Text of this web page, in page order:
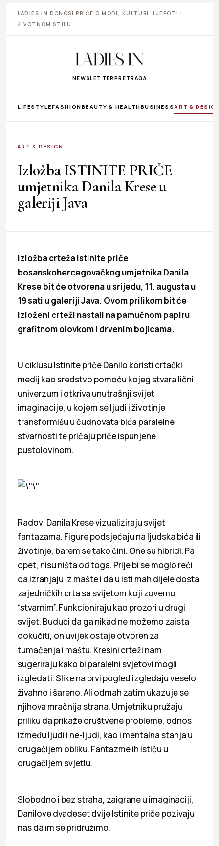
LADIES IN DONOSI PRIČE O MODI, KULTURI, LJEPOTI I
ŽIVOTNOM STILU
NEWSLETTER PRETRAGA
LIFESTYLEFASHIONBEAUTY & HEALTHBUSINESS ART &
ART & DESIGN
Izložba ISTINITE PRIČE
umjetnika Danila Krese u
galeriji Java
Izložba crteža Istinite priče
bosanskohercegovačkog umjetnika Danila
Krese bit će otvorena u srijedu, 11. augusta u
19 sati u galeriji Java. Ovom prilikom bit će
izloženi crteži nastali na pamučnom papiru
grafitnom olovkom i drvenim bojicama.
U ciklusu Istinite priče Danilo koristi crtački
medij kao sredstvo pomoću kojeg stvara lični
univerzum i otkriva unutrašnji svijet
imaginacije, u kojem se ljudi i životinje
transformišu u čudnovata bića paralelne
stvarnosti te pričaju priče ispunjene
pustolovinom.
Radovi Danila Krese vizualiziraju svijet
fantazama. Figure podsjećaju na ljudska bića ili
životinje, barem se tako čini. One su hibridi. Pa
opet, nisu ništa od toga. Prije bi se moglo reći
da izranjaju iz mašte i da u isti mah dijele dosta
zajedničkih crta sa svijetom koji zovemo
“stvarnim”. Funkcioniraju kao prozori u drugi
svijet. Budući da ga nikad ne možemo zaista
dokučiti, on uvijek ostaje otvoren za
tumačenja i maštu. Kresini crteži nam
sugeriraju kako bi paralelni svjetovi mogli
izgledati. Slike na prvi pogled izgledaju veselo,
živahno i šareno. Ali odmah zatim ukazuje se
njihova mračnija strana. Umjetniku pružaju
priliku da prikaže društvene probleme, odnos
između ljudi i ne-ljudi, kao i mentalna stanja u
drugačijem obliku. Fantazme ih ističu u
drugačijem svjetlu.
Slobodno i bez straha, zaigrane u imaginaciji,
Danilove dvadeset dvije Istinite priče pozivaju
nas da im se pridružimo.